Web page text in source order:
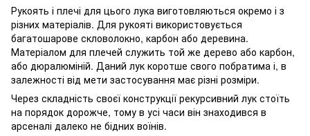
Рукоять і плечі для цього лука виготовляються окремо і з
різних матеріалів. Для рукояті використовується
багатошарове скловолокно, карбон або деревина.
Матеріалом для плечей служить той же дерево або карбон,
або дюралюміній. Даний лук коротше свого побратима і, в
залежності від мети застосування має різні розміри.
Через складність своєї конструкції рекурсивний лук стоїть
на порядок дорожче, тому в усі часи він знаходився в
арсеналі далеко не бідних воїнів.